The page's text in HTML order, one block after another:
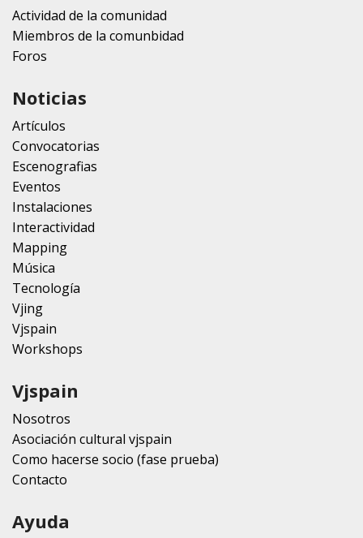
Actividad de la comunidad
Miembros de la comunbidad
Foros
Noticias
Artículos
Convocatorias
Escenografias
Eventos
Instalaciones
Interactividad
Mapping
Música
Tecnología
Vjing
Vjspain
Workshops
Vjspain
Nosotros
Asociación cultural vjspain
Como hacerse socio (fase prueba)
Contacto
Ayuda